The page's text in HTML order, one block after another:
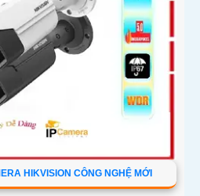
HIKVISION CÔNG NGHỆ MỚI